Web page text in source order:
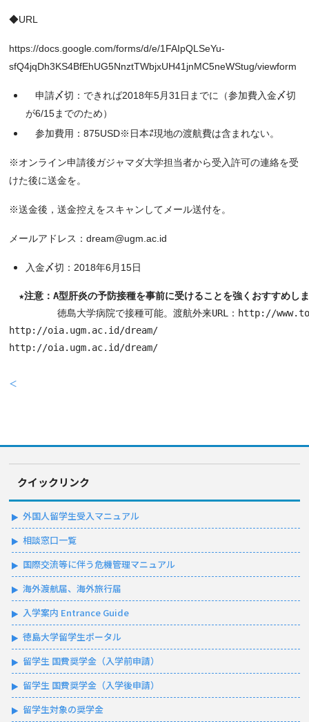
◆URL
https://docs.google.com/forms/d/e/1FAIpQLSeYu-
sfQ4jqDh3KS4BfEhUG5NnztTWbjxUH41jnMC5neWStug/viewform
申請〆切：できれば2018年5月31日までに（参加費入金〆切
が6/15までのため）
参加費用：875USD※日本⇄現地の渡航費は含まれない。
※オンライン申請後ガジャマダ大学担当者から受入許可の連絡を受
けた後に送金を。
※送金後，送金控えをスキャンしてメール送付を。
メールアドレス：dream@ugm.ac.id
入金〆切：2018年6月15日
★注意：A型肝炎の予防接種を事前に受けることを強くおすすめし
徳島大学病院で接種可能。渡航外来URL：http://
http://oia.ugm.ac.id/dream/
http://oia.ugm.ac.id/dream/
＜
クイックリンク
外国人留学生受入マニュアル
相談窓口一覧
国際交流等に伴う危機管理マニュアル
海外渡航届、海外旅行届
入学案内 Entrance Guide
徳島大学留学生ポータル
留学生 国費奨学金（入学前申請）
留学生 国費奨学金（入学後申請）
留学生対象の奨学金